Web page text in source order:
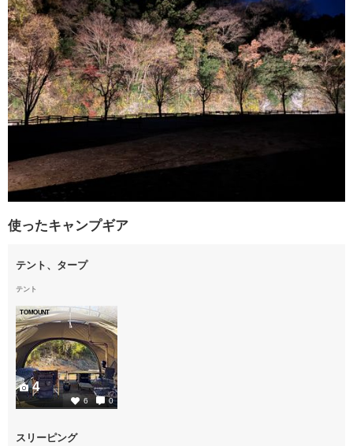
使ったキャンプギア
テント、タープ
テント
TOMOUNT
6 0
4
スリーピング